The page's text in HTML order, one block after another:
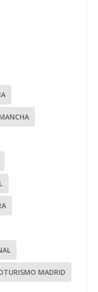
MADRID